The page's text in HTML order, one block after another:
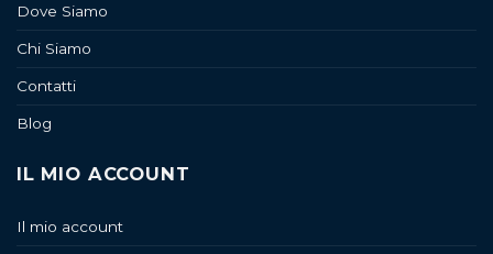
Dove Siamo
Chi Siamo
Contatti
Blog
IL MIO ACCOUNT
Il mio account